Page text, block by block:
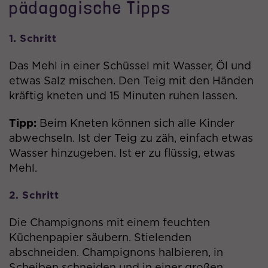
pädagogische Tipps
1. Schritt
Das Mehl in einer Schüssel mit Wasser, Öl und
etwas Salz mischen. Den Teig mit den Händen
kräftig kneten und 15 Minuten ruhen lassen.
Tipp: Beim Kneten können sich alle Kinder
abwechseln. Ist der Teig zu zäh, einfach etwas
Wasser hinzugeben. Ist er zu flüssig, etwas
Mehl.
2. Schritt
Die Champignons mit einem feuchten
Küchenpapier säubern. Stielenden
abschneiden. Champignons halbieren, in
erhobenen Daten umfassen die Anzahl
Name collect
Anbieter Google Analytics
Laufzeit Sitzung (Pixel)
Zweck
Geräte und Marketingkanäle hinweg.